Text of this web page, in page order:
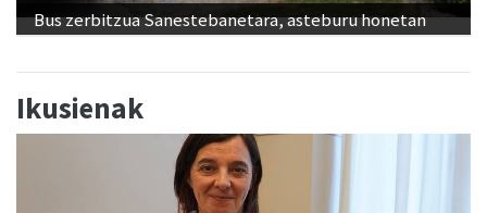
Bus zerbitzua Sanestebanetara, asteburu honetan
Ikusienak